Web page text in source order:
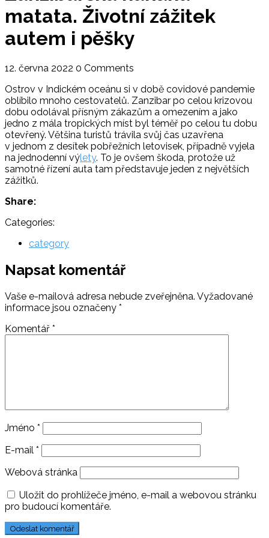
matata. Životní zážitek
autem i pěšky
12. června 2022 0 Comments
Ostrov v Indickém oceánu si v době covidové pandemie
oblíbilo mnoho cestovatelů. Zanzibar po celou krizovou
dobu odolával přísným zákazům a omezením a jako
jedno z mála tropických míst byl téměř po celou tu dobu
otevřený. Většina turistů trávila svůj čas uzavřena
v jednom z desítek pobřežních letovisek, případně vyjela
na jednodenní výlety. To je ovšem škoda, protože už
samotné řízení auta tam představuje jeden z největších
zážitků.
Share:
Categories:
category
Napsat komentář
Vaše e-mailová adresa nebude zveřejněna. Vyžadované
informace jsou označeny *
Komentář *
Jméno *
E-mail *
Webová stránka
Uložit do prohlížeče jméno, e-mail a webovou stránku
pro budoucí komentáře.